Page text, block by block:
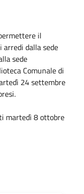
il
dalla sede
sede
Comunale di
24 settembre
martedì 8 ottobre